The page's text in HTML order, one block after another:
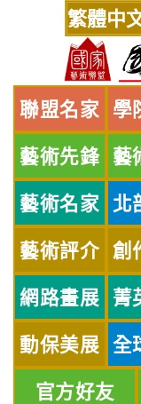
繁體中
聯盟名家 學
藝術先鋒 藝
藝術名家 北
藝術評介 創
網路畫展 菁
動保美展 全
官方好友